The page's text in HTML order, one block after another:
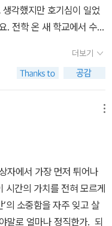
각했지만 호기심이 일었
. 전학 온 새 학교에서 수영
했어요. 그리고 그 시간
기억이라고 했죠. 세상에,
나 걱정했거든요. 행복한
이건 분명 괜찮은 거래라
고 달려야 한다고. 처음으
어요. 지각하지 않으려고
분이 들었지만 그게 뭔지
는 게 중요했거든요. 지각
났어요. 엄마한테 잔소리
가 얼마나 바쁘게 살고 있
더보기
자에서 가장 먼저 튀어나
시간의 가치를 전혀 모르게
의 소중함을 자주 잊고 살
말로 얼마나 정직한가. 되